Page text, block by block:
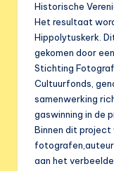
Historische
Het resultaat
Hippolytuskerk.
gekomen door
Stichting
Cultuurfonds,
samenwerking
gaswinning in de
Binnen dit project
aan het